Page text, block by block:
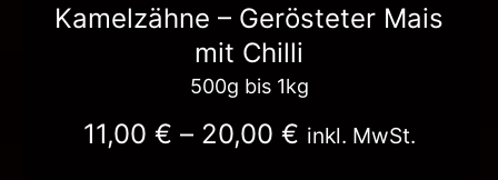
Kamelzähne – Gerösteter Mais
mit Chilli
500g bis 1kg
11,00 € – 20,00 € inkl. MwSt.